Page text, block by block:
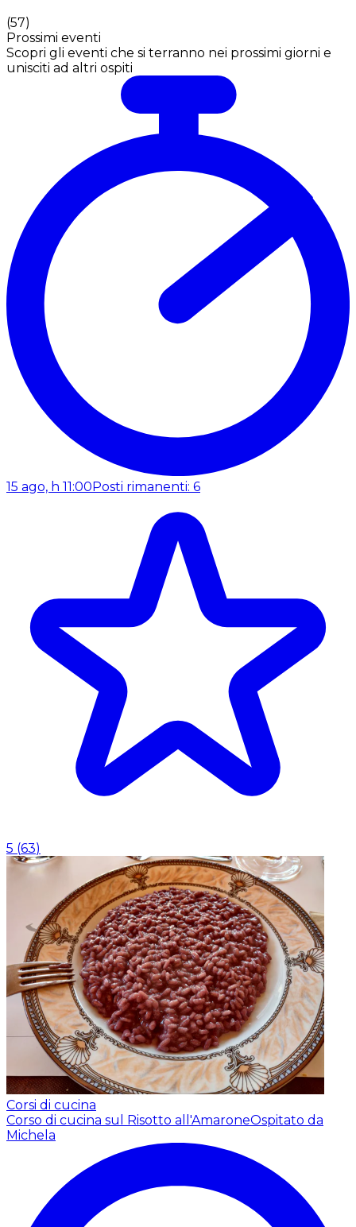
(57)
Prossimi eventi
Scopri gli eventi che si terranno nei prossimi giorni e
unisciti ad altri ospiti
15 ago, h 11:00 Posti rimanenti: 6
5 (63)
Corsi di cucina
Corso di cucina sul Risotto all'AmaroneOspitato da
Michela